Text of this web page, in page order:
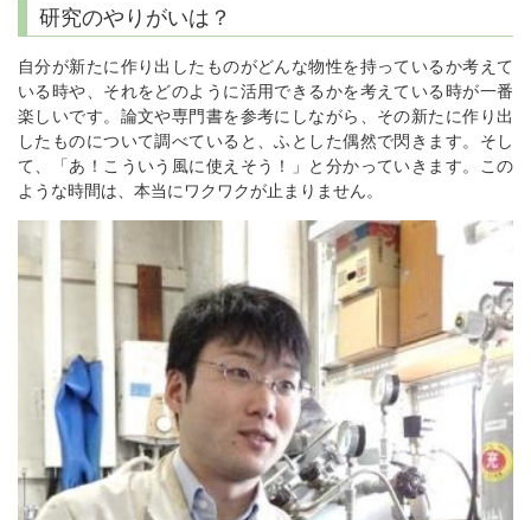
研究のやりがいは？
自分が新たに作り出したものがどんな物性を持っているか考えて
いる時や、それをどのように活用できるかを考えている時が一番
楽しいです。論文や専門書を参考にしながら、その新たに作り出
したものについて調べていると、ふとした偶然で閃きます。そし
て、「あ！こういう風に使えそう！」と分かっていきます。この
ような時間は、本当にワクワクが止まりません。